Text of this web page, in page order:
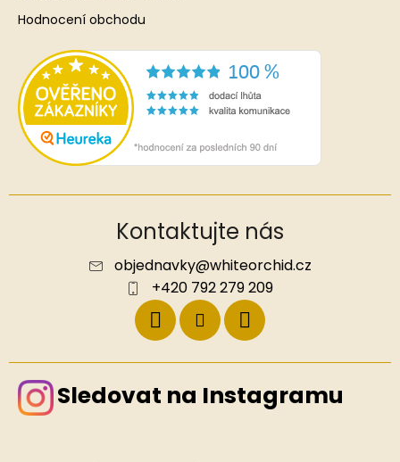
Hodnocení obchodu
Kontaktujte nás
objednavky@whiteorchid.cz
+420 792 279 209
Sledovat na Instagramu